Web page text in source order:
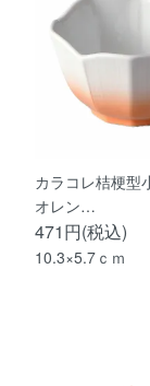
カラコレ桔梗型
オレン…
471円(税込)
10.3×5.7ｃｍ